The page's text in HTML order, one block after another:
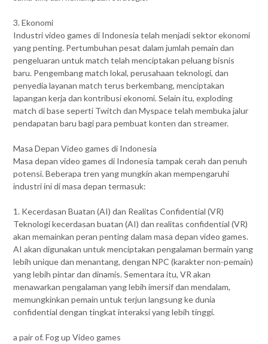
3. Ekonomi
Industri video games di Indonesia telah menjadi sektor ekonomi
yang penting. Pertumbuhan pesat dalam jumlah pemain dan
pengeluaran untuk match telah menciptakan peluang bisnis
baru. Pengembang match lokal, perusahaan teknologi, dan
penyedia layanan match terus berkembang, menciptakan
lapangan kerja dan kontribusi ekonomi. Selain itu, exploding
match di base seperti Twitch dan Myspace telah membuka jalur
pendapatan baru bagi para pembuat konten dan streamer.
Masa Depan Video games di Indonesia
Masa depan video games di Indonesia tampak cerah dan penuh
potensi. Beberapa tren yang mungkin akan mempengaruhi
industri ini di masa depan termasuk:
1. Kecerdasan Buatan (AI) dan Realitas Confidential (VR)
Teknologi kecerdasan buatan (AI) dan realitas confidential (VR)
akan memainkan peran penting dalam masa depan video games.
AI akan digunakan untuk menciptakan pengalaman bermain yang
lebih unique dan menantang, dengan NPC (karakter non-pemain)
yang lebih pintar dan dinamis. Sementara itu, VR akan
menawarkan pengalaman yang lebih imersif dan mendalam,
memungkinkan pemain untuk terjun langsung ke dunia
confidential dengan tingkat interaksi yang lebih tinggi.
a pair of. Fog up Video games